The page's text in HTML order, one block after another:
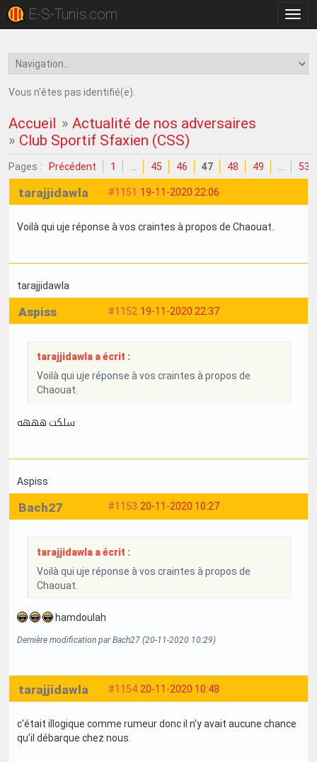
la
E-S-Tunis.com
Vous n'êtes pas identifié(e).
Accueil »Actualité de nos adversaires
» Club Sportif Sfaxien (CSS)
Pages : Précédent 1 45 46 47 48 49 53
#1151 19-11-2020 22:06
tarajjidawla
Voilà qui uje réponse à vos craintes à propos de Chaouat.
tarajjidawla
#1152 19-11-2020 22:37
Aspiss
tarajjidawla a écrit :
Voilà qui uje réponse à vos craintes à propos de
Chaouat.
سلكت هههه
Aspiss
#1153 20-11-2020 10:27
Bach27
tarajjidawla a écrit :
Voilà qui uje réponse à vos craintes à propos de
Chaouat.
hamdoulah
Dernière modification par Bach27 (20-11-2020 10:29)
#1154 20-11-2020 10:48
tarajjidawla
c'était illogique comme rumeur donc il n'y avait aucune chance
qu'il débarque chez nous.